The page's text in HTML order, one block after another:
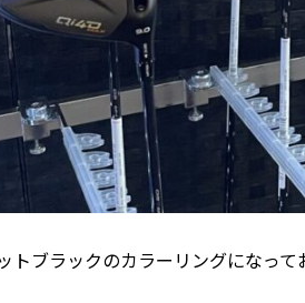
トブラックのカラーリングになっ